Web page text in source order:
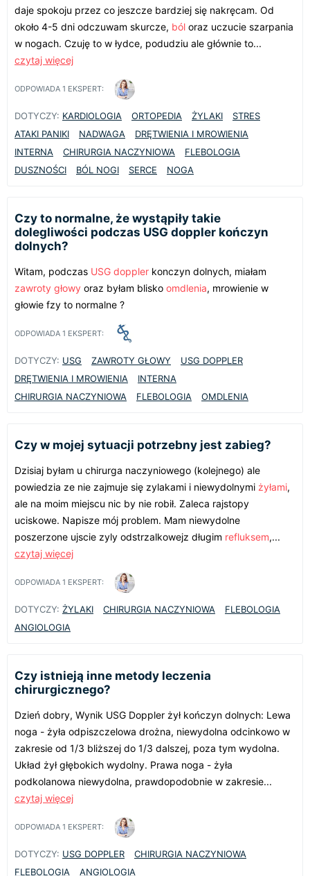
daje spokoju przez co jeszcze bardziej się nakręcam. Od
około 4-5 dni odczuwam skurcze, ból oraz uczucie szarpania
w nogach. Czuję to w łydce, podudziu ale głównie to...
czytaj więcej
ODPOWIADA 1 EKSPERT:
DOTYCZY: KARDIOLOGIA ORTOPEDIA ŻYLAKI
STRES
ATAKI PANIKI
NADWAGA
DRĘTWIENIA I MROWIENIA
INTERNA
CHIRURGIA NACZYNIOWA
FLEBOLOGIA
DUSZNOŚCI
BÓL NOGI SERCE NOGA
Czy to normalne, że wystąpiły takie
dolegliwości podczas USG doppler kończyn
dolnych?
Witam, podczas USG doppler konczyn dolnych, miałam
zawroty głowy oraz byłam blisko omdlenia, mrowienie w
głowie fzy to normalne ?
ODPOWIADA 1 EKSPERT:
DOTYCZY: USG ZAWROTY GŁOWY
USG DOPPLER
DRĘTWIENIA I MROWIENIA
INTERNA
CHIRURGIA NACZYNIOWA
FLEBOLOGIA OMDLENIA
Czy w mojej sytuacji potrzebny jest zabieg?
Dzisiaj byłam u chirurga naczyniowego (kolejnego) ale
powiedzia ze nie zajmuje się zylakami i niewydolnymi żyłami,
ale na moim miejscu nic by nie robił. Zaleca rajstopy
uciskowe. Napisze mój problem. Mam niewydolne
poszerzone ujscie zyly odstrzalkowejz długim refluksem,...
czytaj więcej
ODPOWIADA 1 EKSPERT:
DOTYCZY: ŻYLAKI CHIRURGIA NACZYNIOWA
FLEBOLOGIA
ANGIOLOGIA
Czy istnieją inne metody leczenia
chirurgicznego?
Dzień dobry, Wynik USG Doppler żył kończyn dolnych: Lewa
noga - żyła odpiszczelowa drożna, niewydolna odcinkowo w
zakresie od 1/3 bliższej do 1/3 dalszej, poza tym wydolna.
Układ żył głębokich wydolny. Prawa noga - żyła
podkolanowa niewydolna, prawdopodobnie w zakresie...
czytaj więcej
ODPOWIADA 1 EKSPERT:
DOTYCZY: USG DOPPLER
CHIRURGIA NACZYNIOWA
FLEBOLOGIA
ANGIOLOGIA